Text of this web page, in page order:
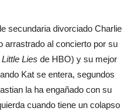
secundaria divorciado Charlie
arrastrado al concierto por su
Lies de HBO) y su mejor
Kat se entera, segundos
la ha engañado con su
cuando tiene un colapso